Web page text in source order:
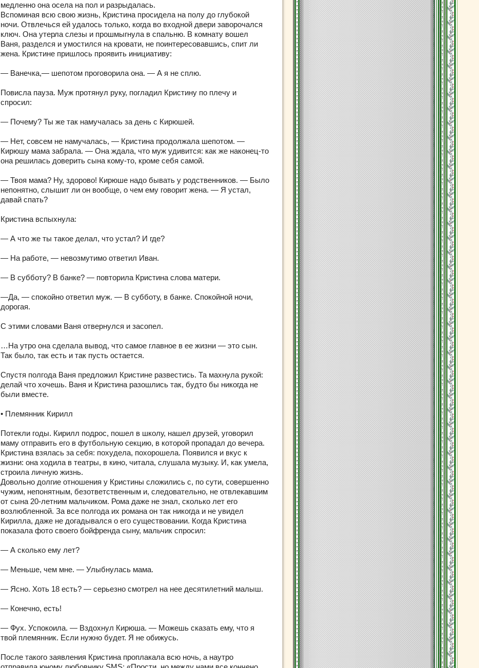
медленно она осела на пол и разрыдалась.
Вспоминая всю свою жизнь, Кристина просидела на полу до глубокой
ночи. Отвлечься ей удалось только, когда во входной двери заворочался
ключ. Она утерла слезы и прошмыгнула в спальню. В комнату вошел
Ваня, разделся и умостился на кровати, не поинтересовавшись, спит ли
жена. Кристине пришлось проявить инициативу:
— Ванечка,— шепотом проговорила она. — А я не сплю.
Повисла пауза. Муж протянул руку, погладил Кристину по плечу и
спросил:
— Почему? Ты же так намучалась за день с Кирюшей.
— Нет, совсем не намучалась, — Кристина продолжала шепотом. —
Кирюшу мама забрала. — Она ждала, что муж удивится: как же наконец-то
она решилась доверить сына кому-то, кроме себя самой.
— Твоя мама? Ну, здорово! Кирюше надо бывать у родственников. — Было
непонятно, слышит ли он вообще, о чем ему говорит жена. — Я устал,
давай спать?
Кристина вспыхнула:
— А что же ты такое делал, что устал? И где?
— На работе, — невозмутимо ответил Иван.
— В субботу? В банке? — повторила Кристина слова матери.
—Да, — спокойно ответил муж. — В субботу, в банке. Спокойной ночи,
дорогая.
С этими словами Ваня отвернулся и засопел.
…На утро она сделала вывод, что самое главное в ее жизни — это сын.
Так было, так есть и так пусть остается.
Спустя полгода Ваня предложил Кристине развестись. Та махнула рукой:
делай что хочешь. Ваня и Кристина разошлись так, будто бы никогда не
были вместе.
• Племянник Кирилл
Потекли годы. Кирилл подрос, пошел в школу, нашел друзей, уговорил
маму отправить его в футбольную секцию, в которой пропадал до вечера.
Кристина взялась за себя: похудела, похорошела. Появился и вкус к
жизни: она ходила в театры, в кино, читала, слушала музыку. И, как умела,
строила личную жизнь.
Довольно долгие отношения у Кристины сложились с, по сути, совершенно
чужим, непонятным, безответственным и, следовательно, не отвлекавшим
от сына 20-летним мальчиком. Рома даже не знал, сколько лет его
возлюбленной. За все полгода их романа он так никогда и не увидел
Кирилла, даже не догадывался о его существовании. Когда Кристина
показала фото своего бойфренда сыну, мальчик спросил:
— А сколько ему лет?
— Меньше, чем мне. — Улыбнулась мама.
— Ясно. Хоть 18 есть? — серьезно смотрел на нее десятилетний малыш.
— Конечно, есть!
— Фух. Успокоила. — Вздохнул Кирюша. — Можешь сказать ему, что я
твой племянник. Если нужно будет. Я не обижусь.
После такого заявления Кристина проплакала всю ночь, а наутро